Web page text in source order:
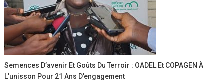
Semences D’avenir Et Goûts Du Terroir : OADEL Et COPAGEN À
L’unisson Pour 21 Ans D’engagement